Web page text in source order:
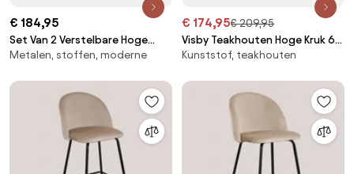
€ 184,95
Set Van 2 Verstelbare Hoge
Krukken Met Metalen
- Zwart - Sklum
Metalen, stoffen, moderne
€ 174,95€ 209,95
Visby Teakhouten Hoge Kruk 65
Cm Teakhout - Sklum
Kunststof, teakhouten